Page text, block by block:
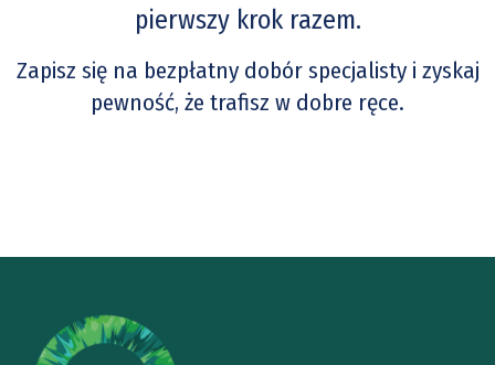
pierwszy krok razem.
Zapisz się na bezpłatny dobór specjalisty i zyskaj
pewność, że trafisz w dobre ręce.